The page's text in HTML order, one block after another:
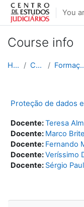
Skip to main content
You
Course info
Home Courses
Proteção de dados
Docente:Teresa
Docente: Marco
Docente: Fernando
Docente:Veríssimo
Docente: Sérgio